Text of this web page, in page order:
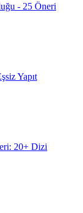
- 25 Öneri
Yapıt
20+ Dizi